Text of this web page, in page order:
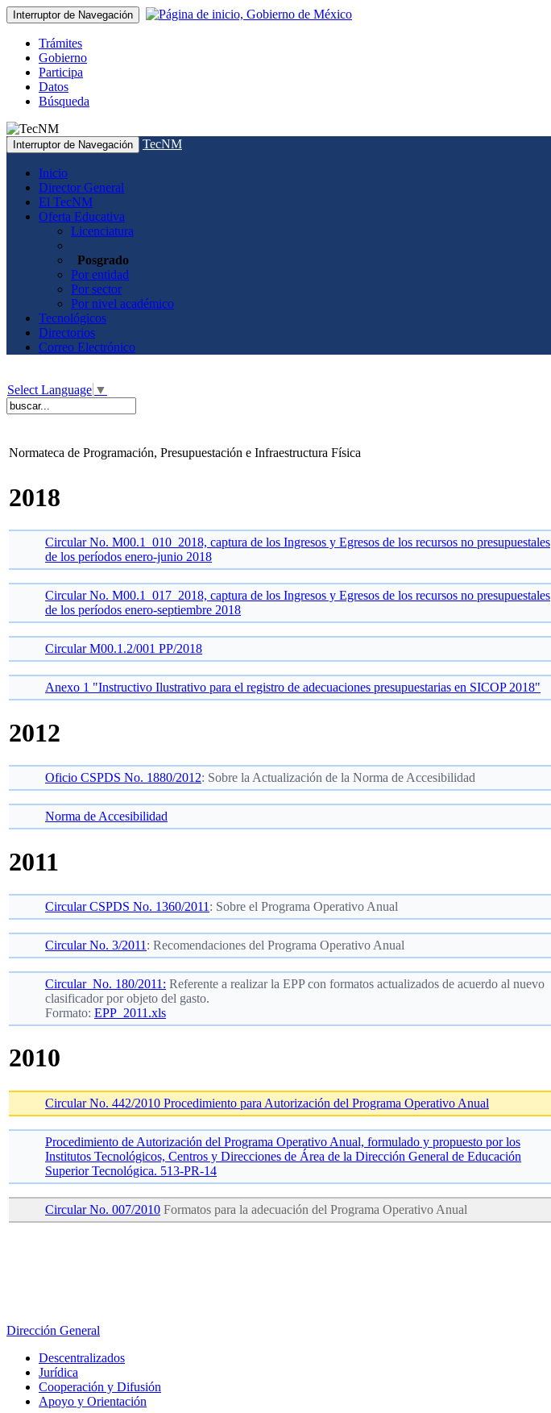
Interruptor de Navegación
Trámites
Gobierno
Participa
Datos
Búsqueda
Interruptor de Navegación TecNM
Inicio
Director General
El TecNM
Oferta Educativa
Licenciatura
Posgrado
Por entidad
Por sector
Por nivel académico
Tecnológicos
Directorios
Correo Electrónico
Select Language ▼
Normateca de Programación, Presupuestación e Infraestructura Física
2018
Circular No. M00.1_010_2018, captura de los Ingresos y Egresos de los recursos no presupuestales
de los períodos enero-junio 2018
Circular No. M00.1_017_2018, captura de los Ingresos y Egresos de los recursos no presupuestales
de los períodos enero-septiembre 2018
Circular M00.1.2/001 PP/2018
Anexo 1 "Instructivo Ilustrativo para el registro de adecuaciones presupuestarias en SICOP 2018"
2012
Oficio CSPDS No. 1880/2012: Sobre la Actualización de la Norma de Accesibilidad
Norma de Accesibilidad
2011
Circular CSPDS No. 1360/2011 : Sobre el Programa Operativo Anual
Circular No. 3/2011 : Recomendaciones del Programa Operativo Anual
Circular No. 180/2011: Referente a realizar la EPP con formatos actualizados de acuerdo al nuevo
clasificador por objeto del gasto.
Formato: EPP_2011.xls
2010
Circular No. 442/2010 Procedimiento para Autorización del Programa Operativo Anual
Procedimiento de Autorización del Programa Operativo Anual, formulado y propuesto por los
Institutos Tecnológicos, Centros y Direcciones de Área de la Dirección General de Educación
Superior Tecnológica. 513-PR-14
Circular No. 007/2010 Formatos para la adecuación del Programa Operativo Anual
Dirección General
Descentralizados
Jurídica
Cooperación y Difusión
Apoyo y Orientación